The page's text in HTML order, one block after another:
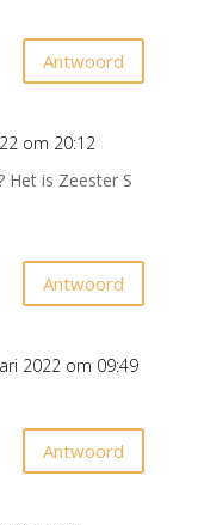
Antwoord
om 20:12
Het is Zeester S
Antwoord
2022 om 09:49
Antwoord